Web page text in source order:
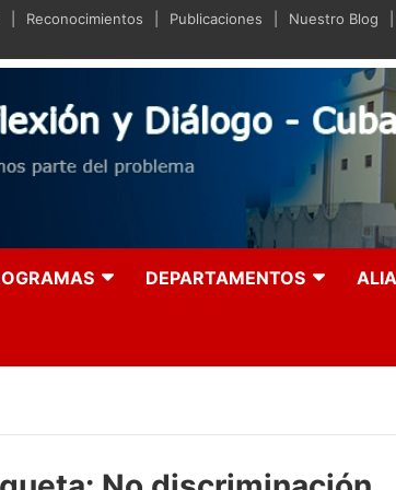
Reconocimientos Publicaciones Nuestro Blog
Reflexión y
somos parte del problema
DEPARTAMENTOS